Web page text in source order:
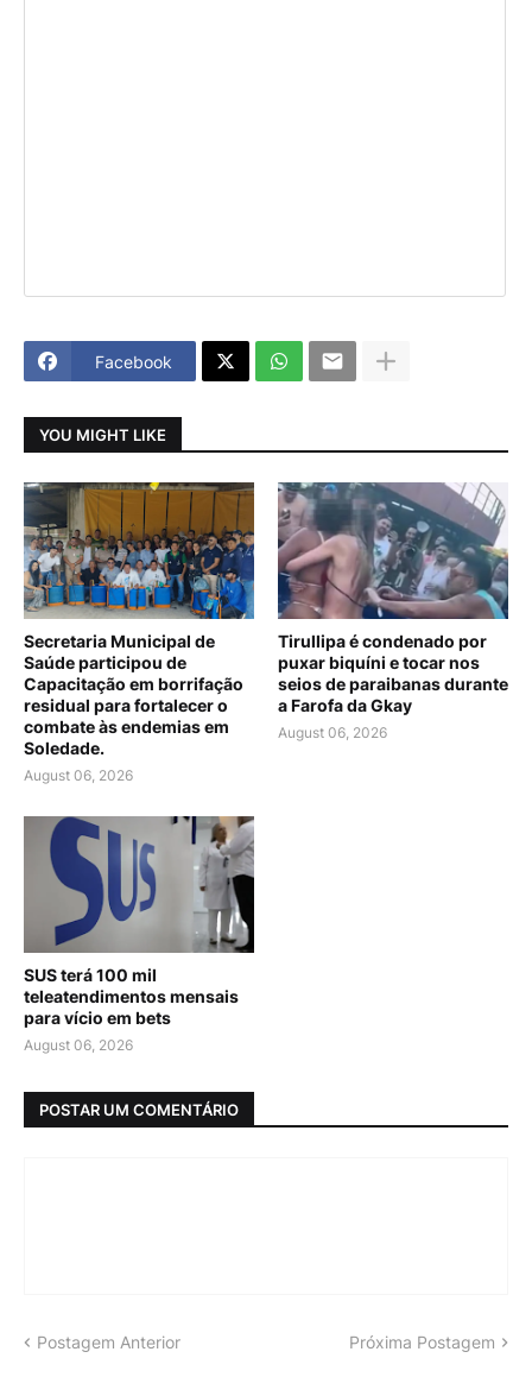
Facebook
YOU MIGHT LIKE
Secretaria Municipal de
Saúde participou de
Capacitação em borrifação
residual para fortalecer o
combate às endemias em
Soledade.
August 06, 2026
Tirullipa é condenado por
puxar biquíni e tocar nos
seios de paraibanas durante
a Farofa da Gkay
August 06, 2026
SUS terá 100 mil
teleatendimentos mensais
para vício em bets
August 06, 2026
POSTAR UM COMENTÁRIO
Postagem Anterior Próxima Postagem